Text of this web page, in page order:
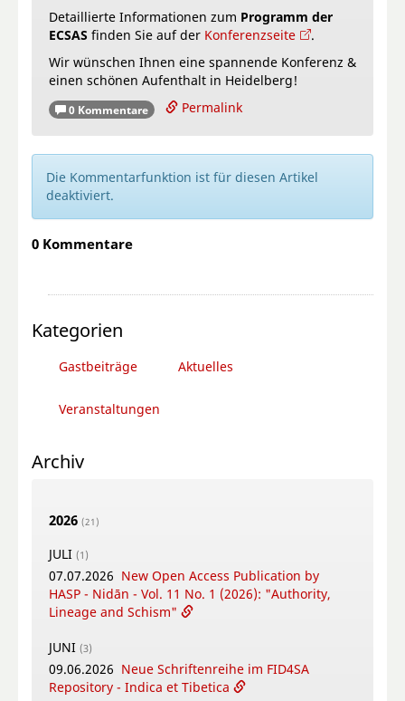
Detaillierte Informationen zum Programm der
ECSAS finden Sie auf der Konferenzseite
.
Wir wünschen Ihnen eine spannende Konferenz &
einen schönen Aufenthalt in Heidelberg!
0 Kommentare Permalink
Die Kommentarfunktion ist für diesen Artikel
deaktiviert.
0 Kommentare
Kategorien
Gastbeiträge Aktuelles
Veranstaltungen
Archiv
2026 (21)
JULI (1)
07.07.2026 New Open Access Publication by
HASP - Nidān - Vol. 11 No. 1 (2026): "Authority,
Lineage and Schism"
JUNI (3)
09.06.2026 Neue Schriftenreihe im FID4SA
Repository - Indica et Tibetica